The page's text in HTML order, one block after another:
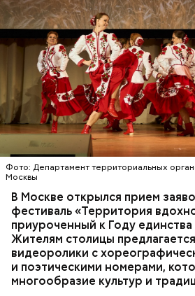
Фото: Департамент территориальных
Москвы
В Москве открылся прием
фестиваль «Территория
приуроченный к Году
Жителям столицы
видеоролики с
и поэтическими номерами,
многообразие культур и
Конкурсантами могут стать
16 лет. У исполнителя или
возможность представить до
любом жанре. Экспертное
соответствие главной теме и
МЕРОПРИЯТИЯ
МОСКВА
ФЕСТИВАЛИ
Ранее мэр Москвы Сергей
программа реновации решает
Вся информация о программе
представлена на порталеmos.ru
квартирах и домах по
ссылке, напомнили в
Москвы.